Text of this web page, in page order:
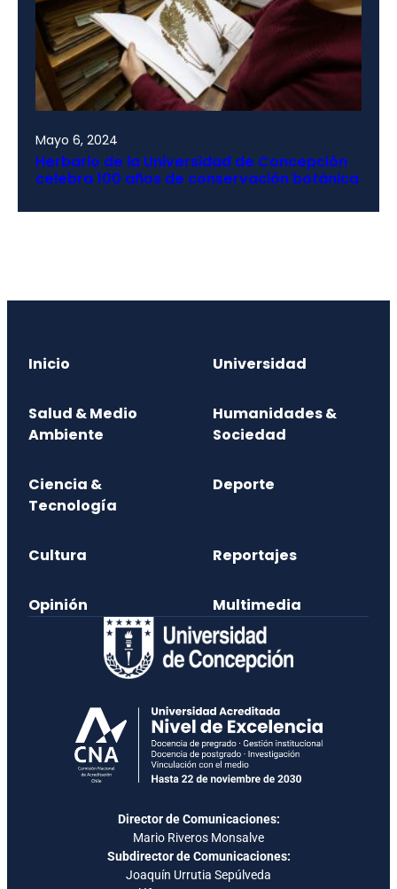
Mayo 6, 2024
Herbario de la Universidad de Concepción
celebra 100 años de conservación botánica
Inicio Universidad
Salud & Medio
Ambiente
Humanidades &
Sociedad
Ciencia &
Tecnología
Deporte
Cultura Reportajes
Opinión Multimedia
Director de Comunicaciones:
Mario Riveros Monsalve
Subdirector de Comunicaciones:
Joaquín Urrutia Sepúlveda